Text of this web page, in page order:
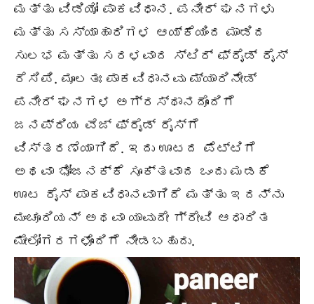
ಮತ್ತು ವಿಡಿಯೋ ಪಾಕವಿಧಾನ. ಪನೀರ್ ಘನಗಳು
ಮತ್ತು ಸಸ್ಯಾಹಾರಿಗಳ ಆಯ್ಕೆಯಿಂದ ಮಾಡಿದ
ಸುಲಭ ಮತ್ತು ಸರಳವಾದ ಸ್ಟಿರ್ ಫ್ರೈಡ್ ರೈಸ್
ರೆಸಿಪಿ. ಮೂಲತಃ ಪಾಕವಿಧಾನವು ಮ್ಯಾರಿನೇಡ್
ಪನೀರ್ ಘನಗಳ ಅಗ್ರಸ್ಥಾನದೊಂದಿಗೆ
ಜನಪ್ರಿಯ ವೆಜ್ ಫ್ರೈಡ್ ರೈಸ್‌ಗೆ
ವಿಸ್ತರಣೆಯಾಗಿದೆ. ಇದು ಊಟದ ಪೆಟ್ಟಿಗೆ
ಅಥವಾ ಭೋಜನಕ್ಕೆ ಸೂಕ್ತವಾದ ಒಂದು ಮಡಕೆ
ಊಟ ರೈಸ್ ಪಾಕವಿಧಾನವಾಗಿದೆ ಮತ್ತು ಇದನ್ನು
ಮಂಚೂರಿಯನ್ ಅಥವಾ ಯಾವುದೇ ಗ್ರೇವಿ ಆಧಾರಿತ
ಮೇಲೋಗರಗಳೊಂದಿಗೆ ನೀಡಬಹುದು.